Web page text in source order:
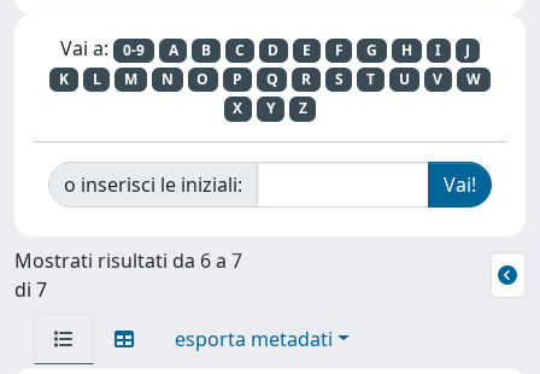
Vai a: 0-9 A B C D E F G H I
J
K
L M N O P Q R S T U V
W
X
Y Z
o inserisci le iniziali:
Mostrati risultati da 6 a 7
di 7
esporta metadati